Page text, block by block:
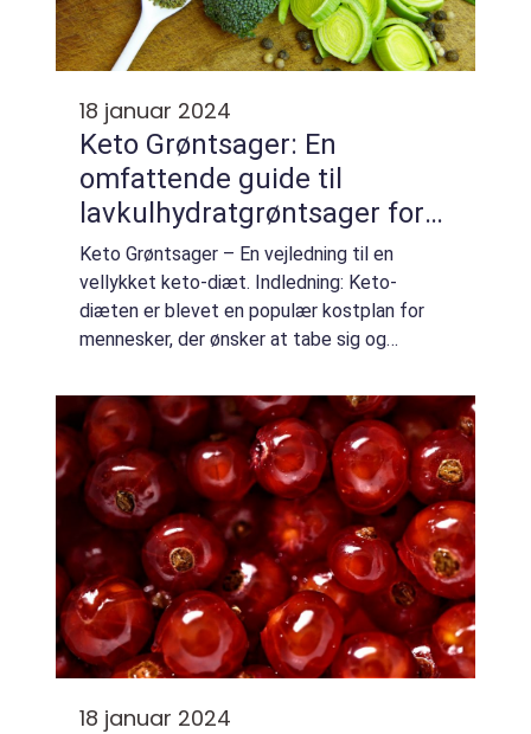
18 januar 2024
Keto Grøntsager: En
omfattende guide til
lavkulhydratgrøntsager for
en keto-diæt
Keto Grøntsager – En vejledning til en
vellykket keto-diæt. Indledning: Keto-
diæten er blevet en populær kostplan for
mennesker, der ønsker at tabe sig og
denne diæt er at begrænse forbruget af
kulhydrat...
18 januar 2024